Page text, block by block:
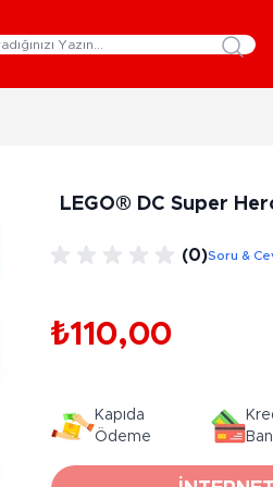
Et Bebekler
Fonksiyonlu Bebekler
Oyuncak Bebek Aksesuarları
Aksesuar
6-9 Yaş
LEGO® DC Super
(0)Soru &
₺110,00
Kapıda
Ödeme